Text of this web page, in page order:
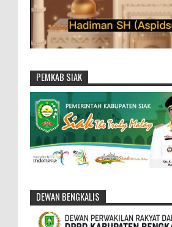
PEMKAB SIAK
DEWAN BENGKALIS